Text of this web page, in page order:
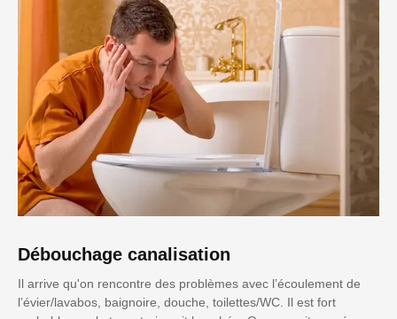
Débouchage canalisation
Il arrive qu'on rencontre des problèmes avec l’écoulement de
l’évier/lavabos, baignoire, douche, toilettes/WC. Il est fort